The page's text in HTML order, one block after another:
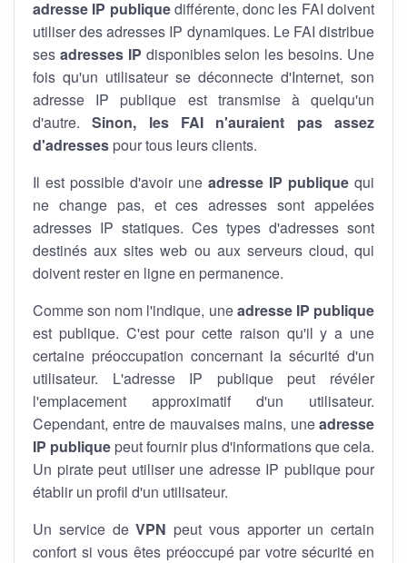
adresse IP publiquedifférente, donc les FAI doivent
utiliser des adresses IP dynamiques. Le FAI distribue
ses adresses IP disponibles selon les besoins. Une
fois qu'un utilisateur se déconnecte d'Internet, son
adresse IP publique est transmise à quelqu'un
d'autre.Sinon, les FAI n'auraient pas assez
d'adresses pour tous leurs clients.
Il est possible d'avoir une adresse IP publique qui
ne change pas, et ces adresses sont appelées
adresses IP statiques. Ces types d'adresses sont
destinés aux sites web ou aux serveurs cloud, qui
doivent rester en ligne en permanence.
Comme son nom l'indique, uneadresse IP publique
est publique. C'est pour cette raison qu'il y a une
certaine préoccupation concernant la sécurité d'un
utilisateur. L'adresse IP publique peut révéler
l'emplacement approximatif d'un utilisateur.
Cependant, entre de mauvaises mains, uneadresse
IP publique peut fournir plus d'informations que cela.
Un pirate peut utiliser une adresse IP publique pour
établir un profil d'un utilisateur.
Un service deVPN peut vous apporter un certain
confort si vous êtes préoccupé par votre sécurité en